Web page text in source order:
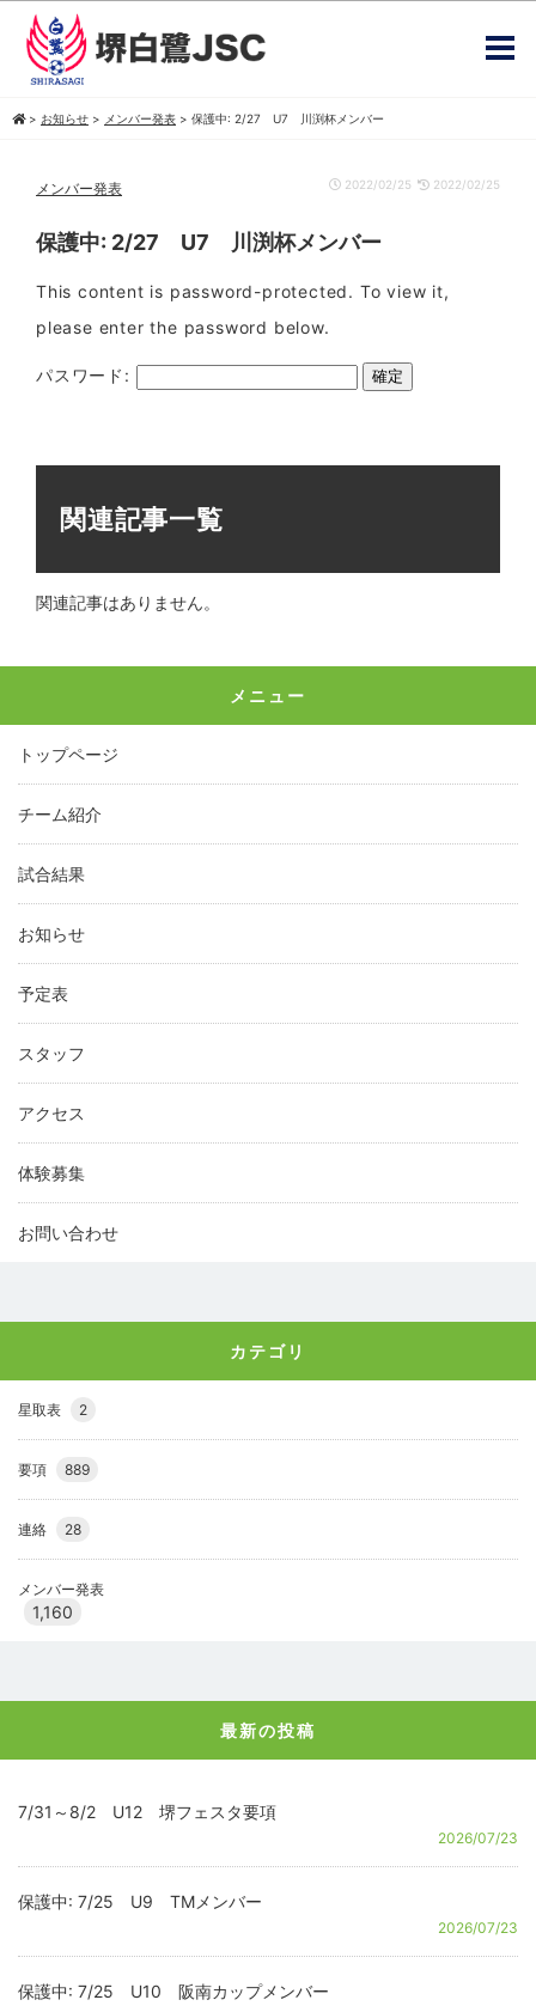
> お知らせ > メンバー発表 > 保護中: 2/27 U7 川渕杯メンバー
メンバー発表 2022/02/25 2022/02/25
保護中: 2/27 U7 川渕杯メンバー
This content is password-protected. To view it,
please enter the password below.
パスワード:
関連記事一覧
関連記事はありません。
メニュー
トップページ
チーム紹介
試合結果
お知らせ
予定表
スタッフ
アクセス
体験募集
お問い合わせ
カテゴリ
星取表 2
要項 889
連絡 28
メンバー発表
1,160
最新の投稿
7/31～8/2 U12 堺フェスタ要項
2026/07/23
保護中: 7/25 U9 TMメンバー
2026/07/23
保護中: 7/25 U10 阪南カップメンバー